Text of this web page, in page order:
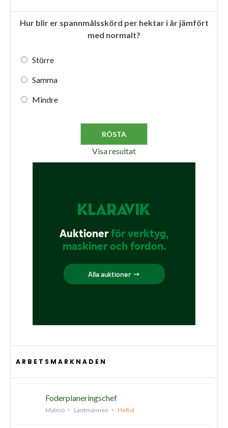
Hur blir er spannmålsskörd per hektar i år jämfört
med normalt?
Större
Samma
Mindre
Visa resultat
ARBETSMARKNADEN
Foderplaneringschef
Malmö Lantmännen Heltid